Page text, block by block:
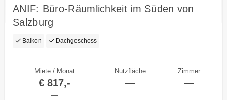
ANIF: Büro-Räumlichkeit im Süden von
Salzburg
Balkon Dachgeschoss
Miete / Monat
€ 817,-
—
Nutzfläche
—
Zimmer
—